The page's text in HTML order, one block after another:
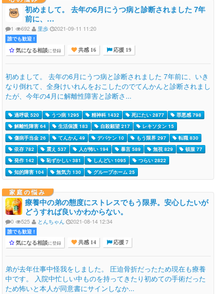
初めまして。 去年の6月にうつ病と診断されました 7年
前に、…
1 692 里歩 2021-09-11 11:20
誰でも歓迎 !
気になる相談に登録 共感 16 応援 19
初めまして。 去年の6月にうつ病と診断されました 7年前に、いき
なり倒れて、全身けいれんをおこしたのでてんかんと診断されまし
たが、今年の4月に解離性障害と診断さ...
過呼吸 520 うつ病 1295 精神科 1432 死にたい 2877
罪悪感 798
解離性障害 64
生活保護 183 自殺願望 217
レキソタン 15
傷病手当金 26
てんかん 49 デパケン 10 もう限界 297
転職 830
依存 782
震え 537 人が怖い 194 暴言 589 無視 829
頓服 77
発作 142
恥ずかしい 381 しんどい 1095
つらい 2822
知的障害 104
無気力 130 グループホーム 25
家庭の悩み
療養中の弟の態度にストレスでもう限界。安心したいが
どうすれば良いかわからない。
0 525 とんちゃん 2021-08-14 12:34
誰でも歓迎 !
気になる相談に登録 共感 14 応援 7
弟が去年仕事中怪我をしました。 圧迫骨折だったため現在も療養
中です。 入院中忙しい中ものを持ってきたり初めての手術だった
ため怖いと本人が同意書にサインしなか...